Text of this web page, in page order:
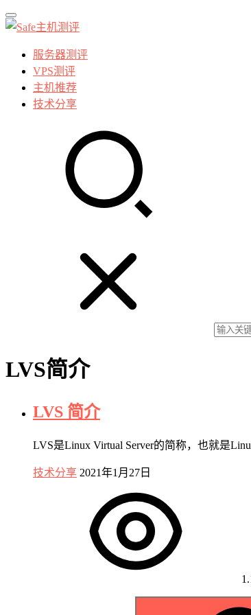
服务器测评
VPS测评
主机推荐
技术分享
LVS简介
LVS 简介
LVS是Linux Virtual Server的简称，也就是
技术分享 2021年1月27日